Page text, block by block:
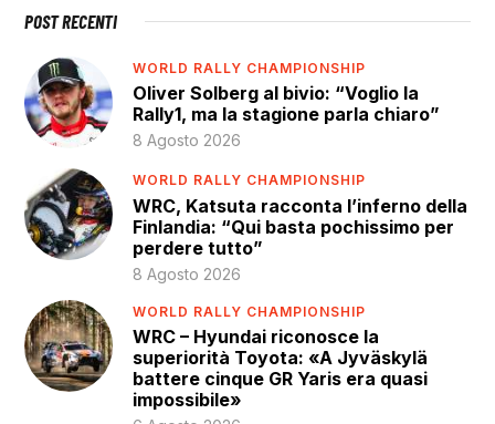
POST RECENTI
WORLD RALLY CHAMPIONSHIP
Oliver Solberg al bivio: “Voglio la
Rally1, ma la stagione parla chiaro”
8 Agosto 2026
WORLD RALLY CHAMPIONSHIP
WRC, Katsuta racconta l’inferno della
Finlandia: “Qui basta pochissimo per
perdere tutto”
8 Agosto 2026
WORLD RALLY CHAMPIONSHIP
WRC – Hyundai riconosce la
superiorità Toyota: «A Jyväskylä
battere cinque GR Yaris era quasi
impossibile»